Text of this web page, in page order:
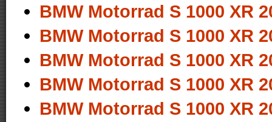
BMW Motorrad S 1000 XR
BMW Motorrad S 1000 XR
BMW Motorrad S 1000 XR
BMW Motorrad S 1000 XR
BMW Motorrad S 1000 XR